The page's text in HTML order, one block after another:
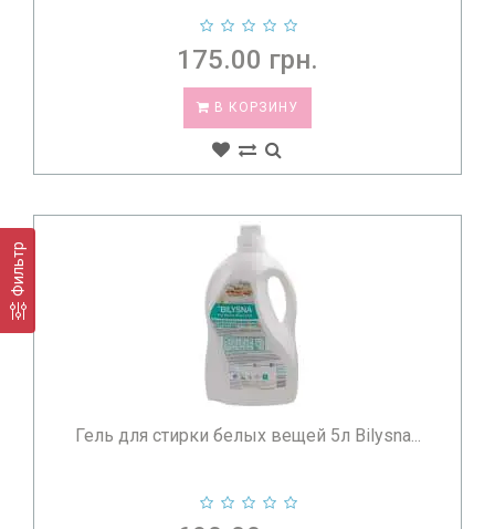
Фильтр
175.00 грн.
В КОРЗИНУ
Гель для стирки белых вещей 5л Bilysna...